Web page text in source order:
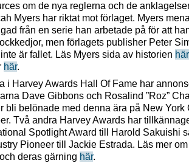
om de nya reglerna och de
Myers har riktat mot förlaget. Myers
från en serie han arbetade på för att
men förlagets publisher Peter
är fallet. Läs Myers sida av historien här
här.
i Harvey Awards Hall Of Fame har
Dave Gibbons och Rosalind ”Roz”
bli belönade med denna ära på New York
Två andra Harvey Awards har
Spotlight Award till Harold Sakuishi
Pioneer till Jackie Estrada. Läs mer om
deras gärning här.